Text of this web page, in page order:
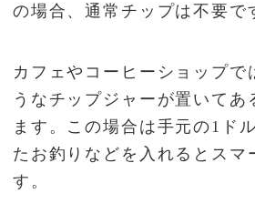
の場合、通常チップは不要で
カフェやコーヒーショップで
うなチップジャーが置いてあ
ます。この場合は手元の1ド
たお釣りなどを入れるとスマ
す。